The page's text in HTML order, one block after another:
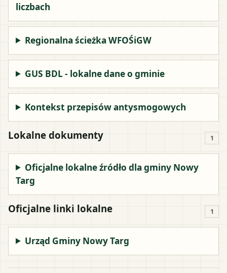
liczbach
Regionalna ścieżka WFOŚiGW
GUS BDL - lokalne dane o gminie
Kontekst przepisów antysmogowych
Lokalne dokumenty 1
Oficjalne lokalne źródło dla gminy Nowy
Targ
Oficjalne linki lokalne 1
Urząd Gminy Nowy Targ